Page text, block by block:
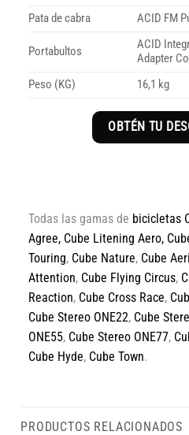
Pata de cabra
ACID FM
Portabultos
ACID
Adapter
Peso (KG)
16,1 kg
OBTÉN TU
Todas las gamas de bicicletas
Agree, Cube Litening Aero,
Touring, Cube Nature, Cube
Attention, Cube Flying Circus,
Reaction, Cube Cross Race,
Cube Stereo ONE22, Cube
ONE55, Cube Stereo ONE77,
Cube Hyde, Cube Town.
PRODUCTOS RELACIONADOS